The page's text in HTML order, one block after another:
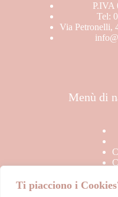
Ti piacciono i
P.IVA
Tel:
Via Petronelli,
Menù di